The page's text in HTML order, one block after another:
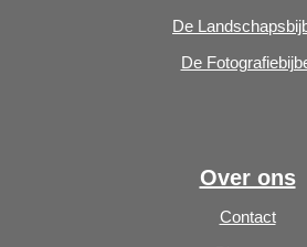
De
De
Over ons
Contact